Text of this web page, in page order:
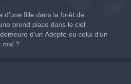
d'une fille dans la forêt de
prend place dans le ciel
d'un Adepte ou celui d'un
mal ?